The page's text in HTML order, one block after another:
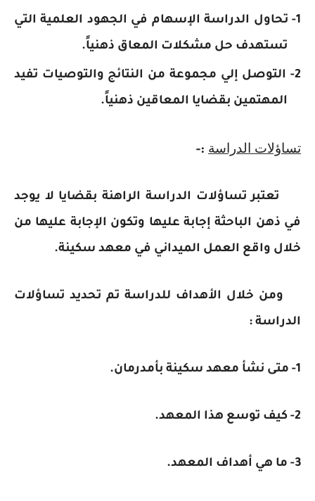
1- تحاول الدراسة الإسهام في الجهود العلمية التي
تستهدف حل مشكلات المعاق ذهنياً.
2- التوصل إلي مجموعة من النتائج والتوصيات تفيد
المهتمين بقضايا المعاقين ذهنياً.
تساؤلات الدراسة :-
تعتبر تساؤلات الدراسة الراهنة بقضايا لا يوجد
في ذهن الباحثة إجابة عليها وتكون الإجابة عليها من
خلال واقع العمل الميداني في معهد سكينة.
ومن خلال الأهداف للدراسة تم تحديد تساؤلات
الدراسة :
1- متى نشأ معهد سكينة بأمدرمان.
2- كيف توسع هذا المعهد.
3- ما هي أهداف المعهد.